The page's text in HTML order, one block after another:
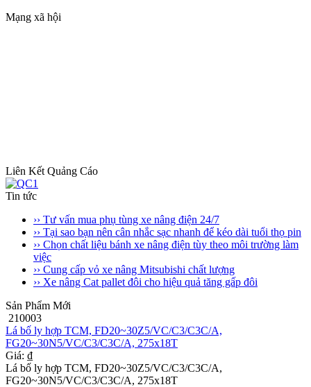
Mạng xã hội
Liên Kết Quảng Cáo
Tin tức
›› Tư vấn mua phụ tùng xe nâng điện 24/7
›› Tại sao bạn nên cân nhắc sạc nhanh để kéo dài tuổi thọ pin
›› Chọn chất liệu bánh xe nâng điện tùy theo môi trường làm
việc
›› Cung cấp vỏ xe nâng Mitsubishi chất lượng
›› Xe nâng Cat pallet đôi cho hiệu quả tăng gấp đôi
Sản Phẩm Mới
210003
Lá bố ly hợp TCM, FD20~30Z5/VC/C3/C3C/A,
FG20~30N5/VC/C3/C3C/A, 275x18T
Giá: ₫
Lá bố ly hợp TCM, FD20~30Z5/VC/C3/C3C/A,
FG20~30N5/VC/C3/C3C/A, 275x18T